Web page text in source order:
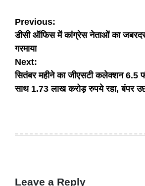
Post
navigation
Previous:
डीसी ऑफिस में कांग्रेस नेताओं का
गरमाया
Next:
सितंबर महीने का जीएसटी कलेक्शन 6.5
साथ 1.73 लाख करोड़ रुपये रहा, बंपर
Leave a Reply